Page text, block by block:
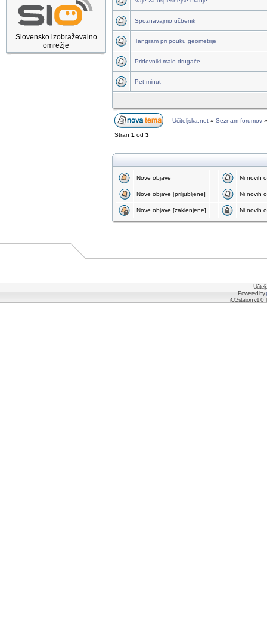
Slovensko izobraževalno
omrežje
Spoznavajmo učbenik
Tangram pri pouku geometrije
Pridevniki malo drugače
Pet minut
Učiteljska.net » Seznam forumov
Stran 1 od 3
Nove objave Ni novih
Nove objave [priljubljene] Ni novih
Nove objave [zaklenjene] Ni novih
Powered by
iCGstation v1.0